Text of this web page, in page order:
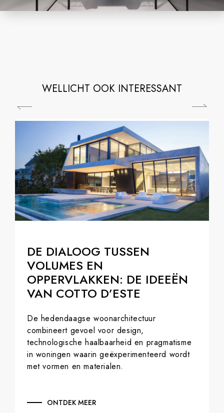
WELLICHT OOK INTERESSANT
DE DIALOOG TUSSEN
VOLUMES EN
OPPERVLAKKEN: DE IDEEËN
VAN COTTO D’ESTE
De hedendaagse woonarchitectuur
combineert gevoel voor design,
technologische haalbaarheid en pragmatisme
in woningen waarin geëxperimenteerd wordt
met vormen en materialen.
ONTDEK MEER